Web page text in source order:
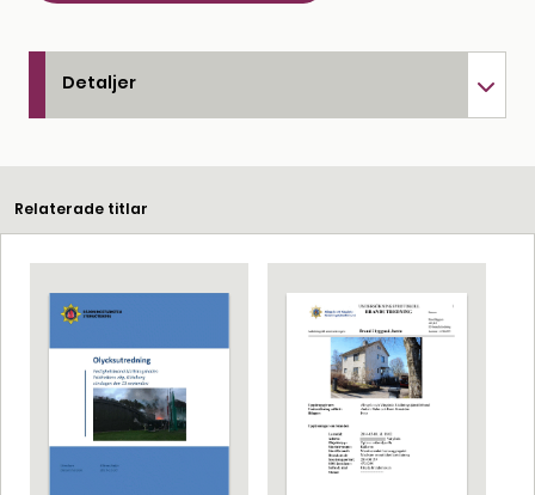
Detaljer
Relaterade titlar